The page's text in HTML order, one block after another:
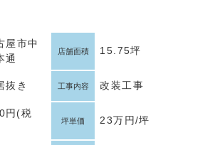
屋市中
通
店舗面積 15.75坪
抜き 工事内容 改装工事
円(税
坪単価 23万円/坪